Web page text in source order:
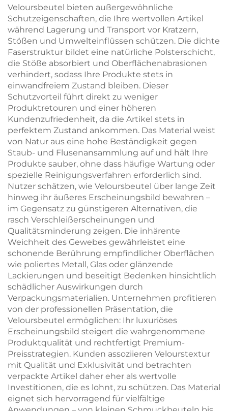
als Verpackung für
Halsketten und Ringe
– markengebundene
Geschenkbox,
Großbestellung
federbelasteter
Metallöffnung sowie
Lippenstift-Organizer-
Tasche für die
Verpackung von
Schmuck
Veloursbeutel bieten außergewöhnliche
Schutzeigenschaften, die Ihre wertvollen Artikel
während Lagerung und Transport vor Kratzern,
Stößen und Umwelteinflüssen schützen. Die dichte
Faserstruktur bildet eine natürliche Polsterschicht,
die Stöße absorbiert und Oberflächenabrasionen
verhindert, sodass Ihre Produkte stets in
einwandfreiem Zustand bleiben. Dieser
Schutzvorteil führt direkt zu weniger
Produktretouren und einer höheren
Kundenzufriedenheit, da die Artikel stets in
perfektem Zustand ankommen. Das Material weist
von Natur aus eine hohe Beständigkeit gegen
Staub- und Flusenansammlung auf und hält Ihre
Produkte sauber, ohne dass häufige Wartung oder
spezielle Reinigungsverfahren erforderlich sind.
Nutzer schätzen, wie Veloursbeutel über lange Zeit
hinweg ihr äußeres Erscheinungsbild bewahren –
im Gegensatz zu günstigeren Alternativen, die
rasch Verschleißerscheinungen und
Qualitätsminderung zeigen. Die inhärente
Weichheit des Gewebes gewährleistet eine
schonende Berührung empfindlicher Oberflächen
wie poliertes Metall, Glas oder glänzende
Lackierungen und beseitigt Bedenken hinsichtlich
schädlicher Auswirkungen durch
Verpackungsmaterialien. Unternehmen profitieren
von der professionellen Präsentation, die
Veloursbeutel ermöglichen: Ihr luxuriöses
Erscheinungsbild steigert die wahrgenommene
Produktqualität und rechtfertigt Premium-
Preisstrategien. Kunden assoziieren Velourstextur
mit Qualität und Exklusivität und betrachten
verpackte Artikel daher eher als wertvolle
Investitionen, die es lohnt, zu schützen. Das Material
eignet sich hervorragend für vielfältige